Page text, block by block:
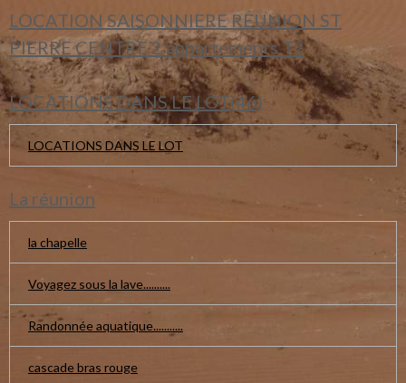
LOCATION SAISONNIERE REUNION ST
PIERRE CENTRE 2 appartements T2
LOCATIONS DANS LE LOT(46)
LOCATIONS DANS LE LOT
La réunion
la chapelle
Voyagez sous la lave..........
Randonnée aquatique...........
cascade bras rouge